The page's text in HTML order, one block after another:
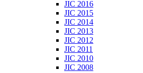
JIC 2016
JIC 2015
JIC 2014
JIC 2013
JIC 2012
JIC 2011
JIC 2010
JIC 2008